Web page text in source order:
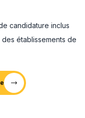
candidature inclus
des établissements de